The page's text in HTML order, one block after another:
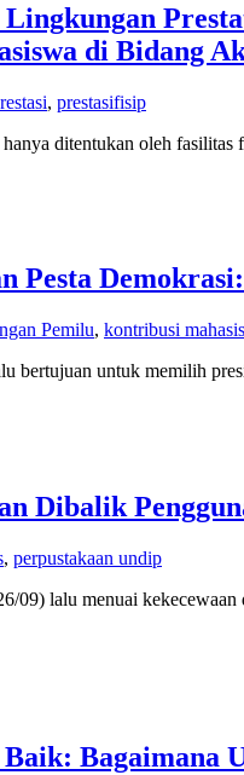
di Bidang
, prestasifisip
ditentukan oleh
Pesta
Pemilu, kontribusi
bertujuan untuk memilih
Dibalik
, perpustakaan undip
09) lalu menuai
Bagaimana